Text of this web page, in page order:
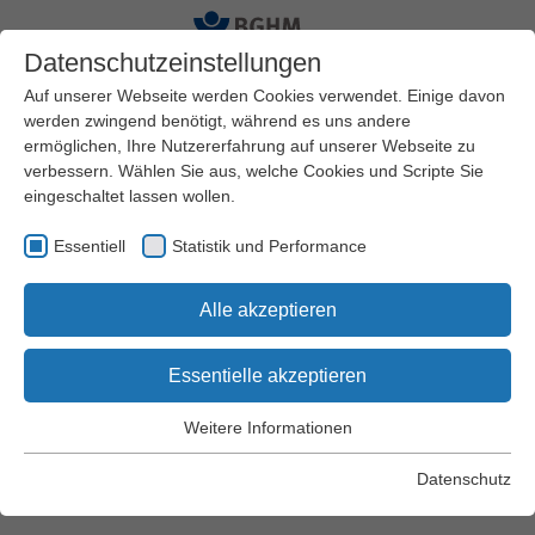
Startseite BGHM Standorte Mitte
Standorte Mitte
Mainz
Datenschutzeinstellungen
Auf unserer Webseite werden Cookies verwendet. Einige davon
werden zwingend benötigt, während es uns andere
ermöglichen, Ihre Nutzererfahrung auf unserer Webseite zu
verbessern. Wählen Sie aus, welche Cookies und Scripte Sie
eingeschaltet lassen wollen.
Essentiell Statistik und Performance
Alle akzeptieren
Essentielle akzeptieren
Essentielle Cookies werden für grundlegende Funktionen der
Webseite einwandfrei funktioniert.
Weitere Informationen
Datenschutz